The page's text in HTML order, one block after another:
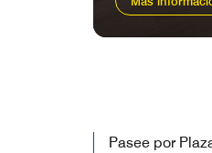
Pasee por